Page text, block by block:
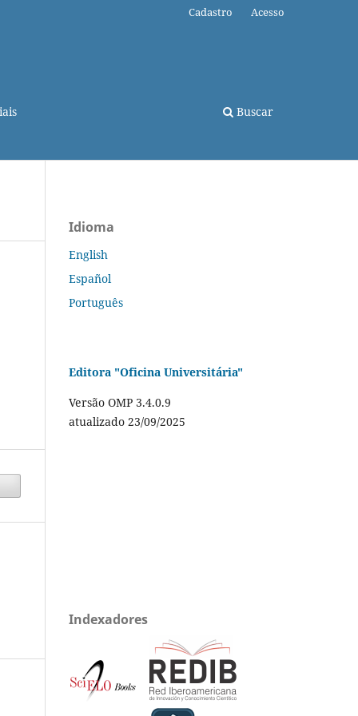
Buscar
Cadastro Acesso
Idioma
English
Español
Português
Editora "Oficina Universitária"
Versão OMP 3.4.0.9
atualizado 23/09/2025
Indexadores